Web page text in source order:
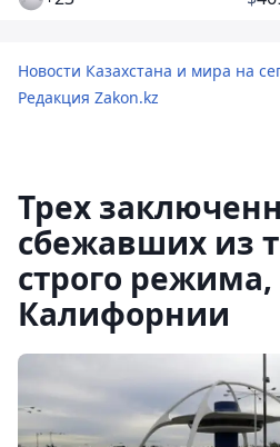
Новости Казахстана и мира на
Редакция Zakon.kz
Трех
сбежавших из
строго
Калифорнии